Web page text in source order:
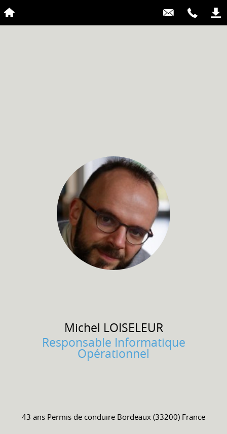
Michel LOISELEUR
Responsable Informatique
Opérationnel
43 ans Permis de conduire Bordeaux (33200) France